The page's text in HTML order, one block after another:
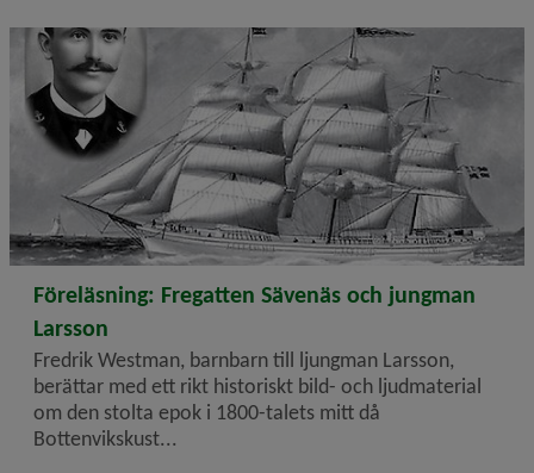
2026-08-06
Föreläsning: Fregatten Sävenäs och jungman
Larsson
Fredrik Westman, barnbarn till ljungman Larsson,
berättar med ett rikt historiskt bild- och ljudmaterial
om den stolta epok i 1800-talets mitt då
Bottenvikskust...